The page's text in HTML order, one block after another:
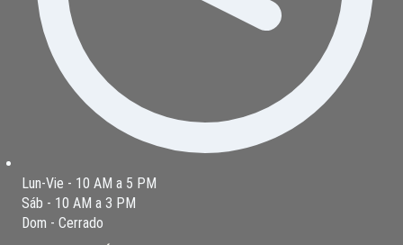
Lun-Vie - 10 AM a 5 PM
Sáb - 10 AM a 3 PM
Dom - Cerrado